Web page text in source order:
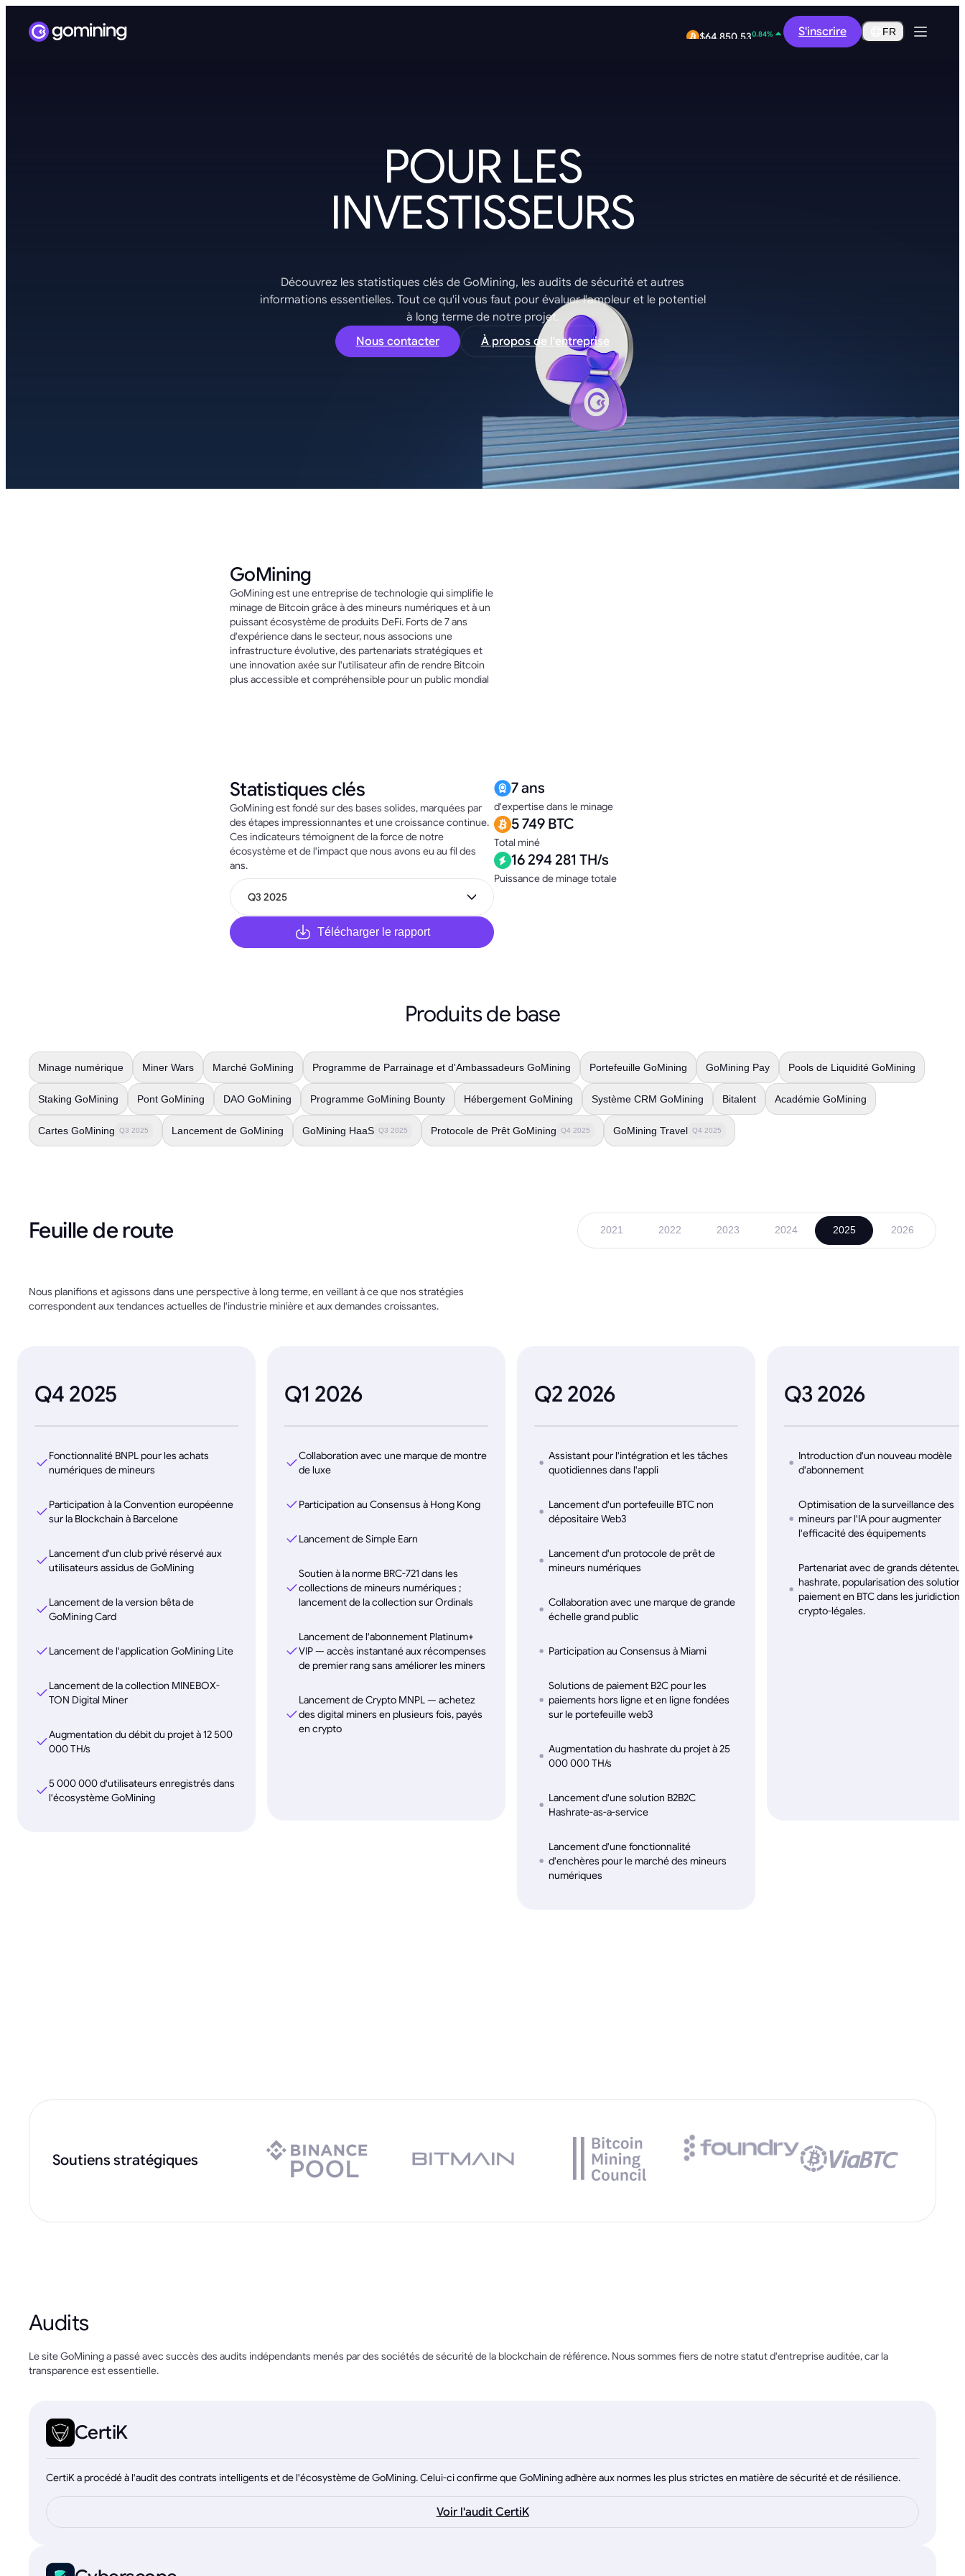
$0.2851 0.14% S'inscrire FR
POUR LES
INVESTISSEURS
Découvrez les statistiques clés de GoMining, les audits de sécurité et autres
informations essentielles. Tout ce qu'il vous faut pour évaluer l'ampleur et le potentiel
à long terme de notre projet.
Nous contacter
À propos de l'entreprise
GoMining
GoMining est une entreprise de technologie qui simplifie le
minage de Bitcoin grâce à des mineurs numériques et à un
puissant écosystème de produits DeFi. Forts de 7 ans
d'expérience dans le secteur, nous associons une
infrastructure évolutive, des partenariats stratégiques et
une innovation axée sur l'utilisateur afin de rendre Bitcoin
plus accessible et compréhensible pour un public mondial
Statistiques clés
GoMining est fondé sur des bases solides, marquées par
des étapes impressionnantes et une croissance continue.
Ces indicateurs témoignent de la force de notre
écosystème et de l'impact que nous avons eu au fil des
ans.
Q3 2025
Télécharger le rapport
7 ans
d'expertise dans le minage
5 749 BTC
Total miné
16 294 281 TH/s
Puissance de minage totale
Produits de base
Minage numérique Miner Wars Marché GoMining Programme de Parrainage et d'Ambassadeurs GoMining Portefeuille GoMining GoMining Pay Pools de Liquidité GoMining
Staking GoMining Pont GoMining DAO GoMining Programme GoMining Bounty Hébergement GoMining Système CRM GoMining Bitalent Académie GoMining
Cartes GoMining Q3 2025 Lancement de GoMining GoMining HaaS Q3 2025 Protocole de Prêt GoMining Q4 2025 GoMining Travel Q4 2025
Feuille de route 2021 2022 2023 2024 2025 2026
Nous planifions et agissons dans une perspective à long terme, en veillant à ce que nos stratégies
correspondent aux tendances actuelles de l'industrie minière et aux demandes croissantes.
Q4 2025
Fonctionnalité BNPL pour les achats
numériques de mineurs
Participation à la Convention européenne
sur la Blockchain à Barcelone
Lancement d'un club privé réservé aux
utilisateurs assidus de GoMining
Lancement de la version bêta de
GoMining Card
Lancement de l'application GoMining Lite
Lancement de la collection MINEBOX-
TON Digital Miner
Augmentation du débit du projet à 12 500
000 TH/s
5 000 000 d'utilisateurs enregistrés dans
l'écosystème GoMining
Q1 2026
Collaboration avec une marque de montre
de luxe
Participation au Consensus à Hong Kong
Lancement de Simple Earn
Soutien à la norme BRC-721 dans les
collections de mineurs numériques ;
lancement de la collection sur Ordinals
Lancement de l'abonnement Platinum+
VIP — accès instantané aux récompenses
de premier rang sans améliorer les miners
Lancement de Crypto MNPL — achetez
des digital miners en plusieurs fois, payés
en crypto
Q2 2026
Assistant pour l'intégration et les tâches
quotidiennes dans l'appli
Lancement d'un portefeuille BTC non
dépositaire Web3
Lancement d'un protocole de prêt de
mineurs numériques
Collaboration avec une marque de grande
échelle grand public
Participation au Consensus à Miami
Solutions de paiement B2C pour les
paiements hors ligne et en ligne fondées
sur le portefeuille web3
Augmentation du hashrate du projet à 25
000 000 TH/s
Lancement d'une solution B2B2C
Hashrate-as-a-service
Lancement d'une fonctionnalité
d'enchères pour le marché des mineurs
numériques
Q3 2026
Introduction d'un nouveau modèle
d'abonnement
Optimisation de la surveillance des
mineurs par l'IA pour augmenter
l'efficacité des équipements
Partenariat avec de grands
hashrate, popularisation des
paiement en BTC dans les juridictions
crypto-légales.
Soutiens stratégiques
Audits
Le site GoMining a passé avec succès des audits indépendants menés par des sociétés de sécurité de la blockchain de référence. Nous sommes fiers de notre statut d'entreprise auditée, car la
transparence est essentielle.
CertiK
CertiK a procédé à l'audit des contrats intelligents et de l'écosystème de GoMining. Celui-ci confirme que GoMining adhère aux normes les plus strictes en matière de sécurité et de résilience.
Voir l'audit CertiK